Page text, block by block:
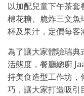
以加配兒童下午茶套
棉花糖、脆炸三文魚
杯及果汁，定價每客
為了讓大家體驗瑞典
活態度，餐廳總廚
持美食造型工作坊，
巧，讓大家打造吸引